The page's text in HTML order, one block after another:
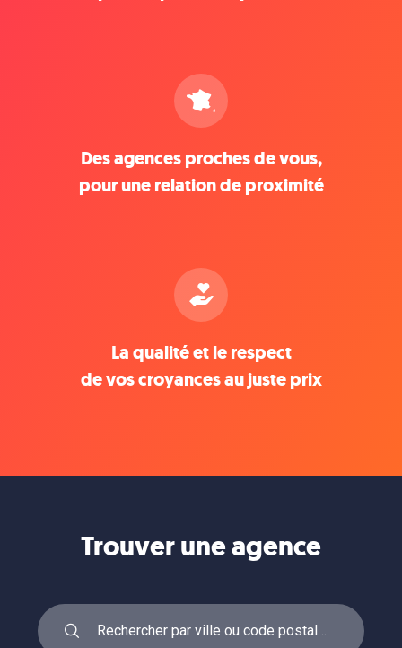
Des agences proches de vous,
pour une relation de proximité
La qualité et le respect
de vos croyances au juste prix
Trouver une agence